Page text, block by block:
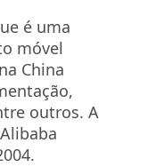
é uma
móvel
China
outros. A